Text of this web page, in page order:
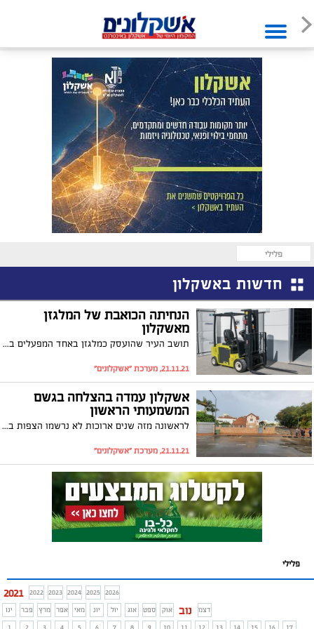
פלילי
חדשות באשקלון
הנחיתה הכואבת של המלגזן
מאשקלון
תושב העיר שהועסק כמלגזן באחד המפעלים באזור יקבל פיצוי של כ -300 אלף ₪ לאחר שנפל מהמלגזה במהלך עבודתו ושבר את כף היד. לאחר שהתאונה הוכרה כתאונת עבודה על ידי הביטוח הלאומי הוא קיבל גם פיצוי מחברת הביטוח
21.11.21, מערכת "אשקלונים"
אשקלון עמדה בהצלחה בגשם
המשמעותי הראשון
לראשונה מזה שנים ארוכות לא נרשמו הצפות ברחוב הנמר לאחר גשמים משמעותיים. בעירייה מציינים את עבודות ההכנה שבוצעו הכוללות שדרוג למערכת הניקוז במקומות המועדים להצפות. עם זאת התושבים מתבקשים להמשיך בהיערכות במרחב הפרטי
21.11.21, מערכת "אשקלונים"
פלילי
2021 2022 2023 2024 2025 2026
ינו
פבר מרץ אפר מאי יונ יול אוג ספט אוק נוב
דצמ